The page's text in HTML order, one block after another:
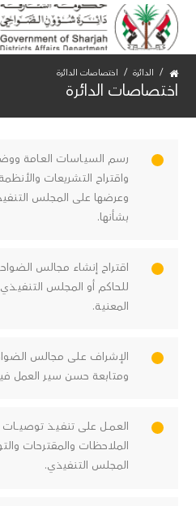
الدائرة اختصاصات الدائرة
اختصاصات الدائرة
رسم السيـاسات العـامة
واقتراح التشريعات
وعرضها على المجلس
بشأنها.
اقتراح إنشاء مجالس
للحاكم أو المجلس
المعنية.
الإشراف عـلى مجالس
ومتابعة حسن سير العمل
العـمـــل على تنفـيــذ
الملاحظات والمقترحات
المجلس التنفيذي.